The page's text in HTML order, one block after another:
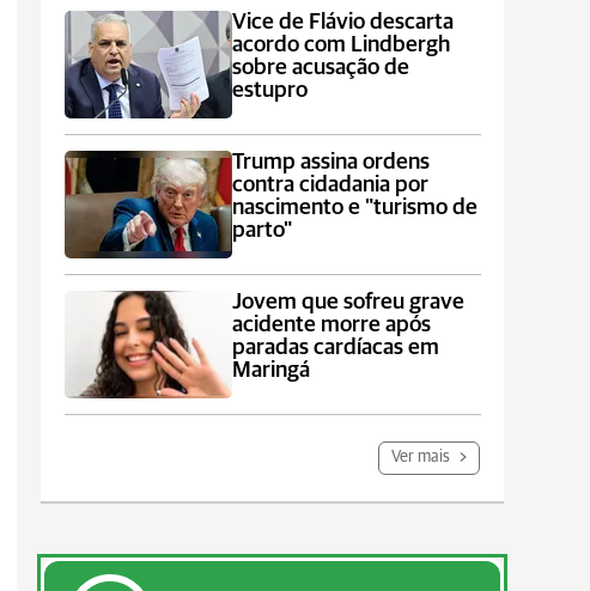
Vice de Flávio descarta
acordo com Lindbergh
sobre acusação de
estupro
Trump assina ordens
contra cidadania por
nascimento e "turismo de
parto"
Jovem que sofreu grave
acidente morre após
paradas cardíacas em
Maringá
Ver mais